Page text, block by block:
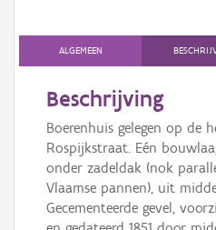
ALGEMEEN
Beschrijving
Boerenhuis gelegen op de
Rospijkstraat. Eén
onder zadeldak (nok
Vlaamse pannen), uit
Gecementeerde gevel,